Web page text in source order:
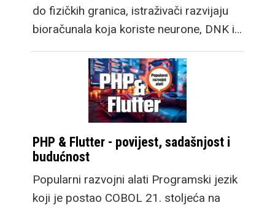
do fizičkih granica, istraživači razvijaju
bioračunala koja koriste neurone, DNK i…
PHP & Flutter - povijest, sadašnjost i
budućnost
Popularni razvojni alati Programski jezik
koji je postao COBOL 21. stoljeća na